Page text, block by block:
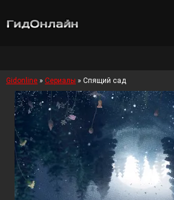
Gidonline » Сериалы » Спящий сад